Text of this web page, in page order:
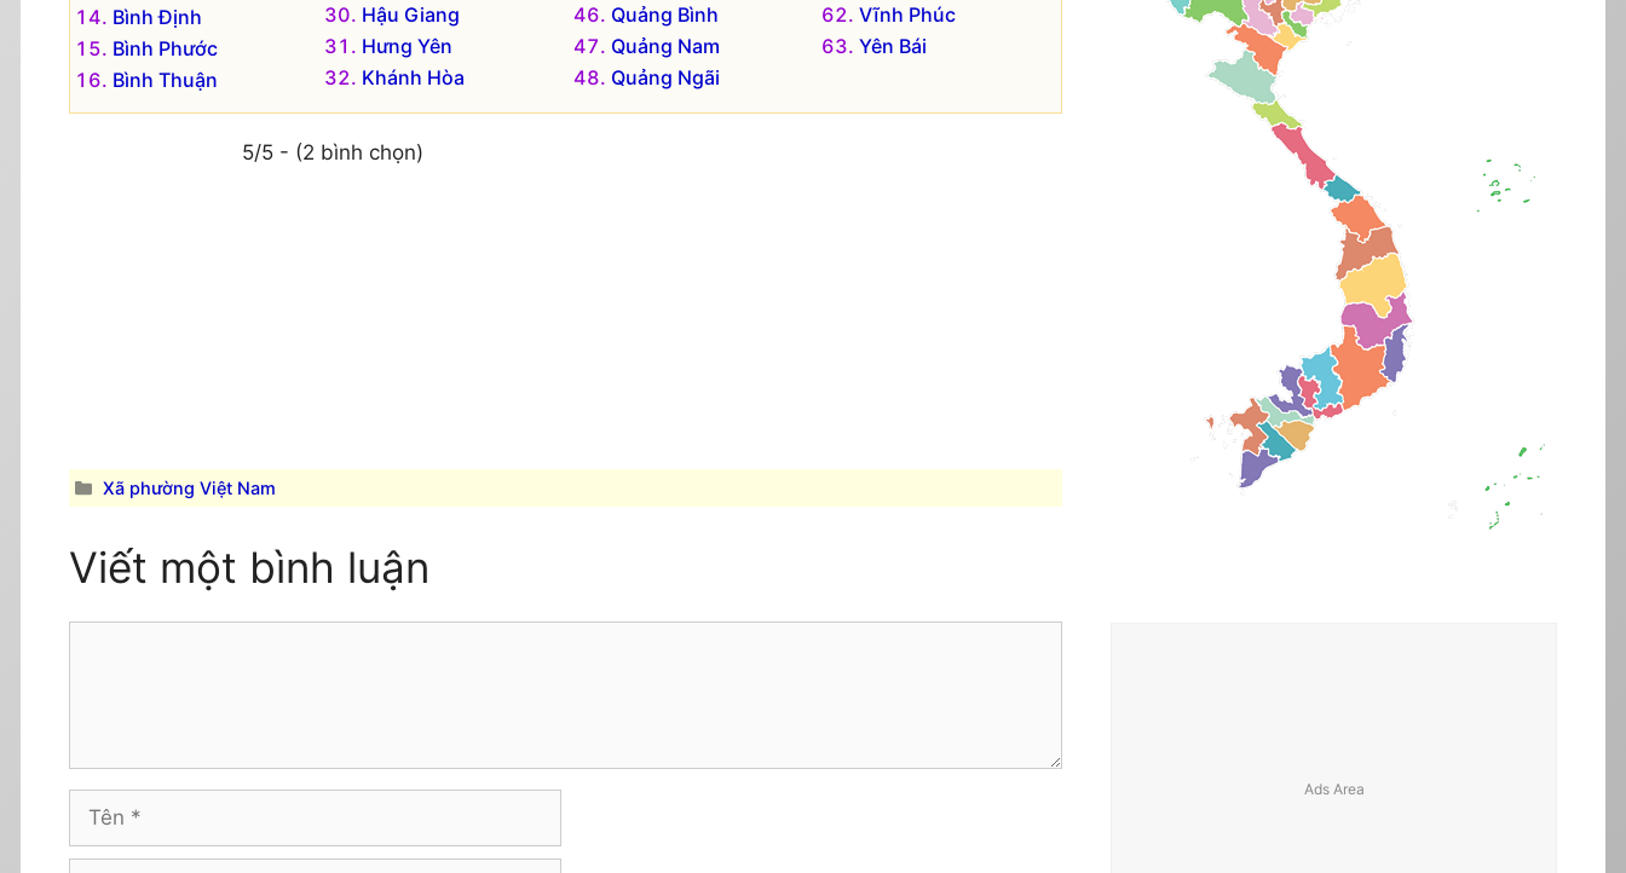
Bình Định
Bình Phước
Bình Thuận
Hậu Giang
Hưng Yên
Khánh Hòa
Quảng Bình
Quảng Nam
Quảng Ngãi
Vĩnh Phúc
Yên Bái
5/5 - (2 bình chọn)
Danh
mục
Xã phường Việt Nam
Viết một bình luận